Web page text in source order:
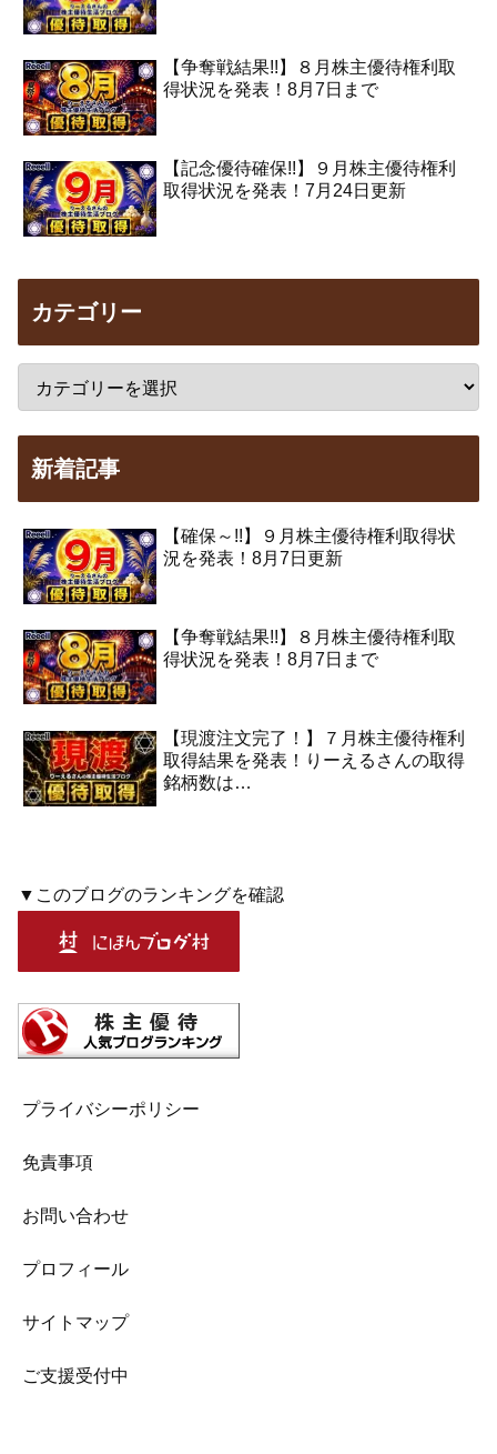
【争奪戦結果!!】８月株主優待権利取
得状況を発表！8月7日まで
【記念優待確保!!】９月株主優待権利
取得状況を発表！7月24日更新
カテゴリー
新着記事
【確保～!!】９月株主優待権利取得状
況を発表！8月7日更新
【争奪戦結果!!】８月株主優待権利取
得状況を発表！8月7日まで
【現渡注文完了！】７月株主優待権利
取得結果を発表！りーえるさんの取得
銘柄数は…
▼このブログのランキングを確認
プライバシーポリシー
免責事項
お問い合わせ
プロフィール
サイトマップ
ご支援受付中